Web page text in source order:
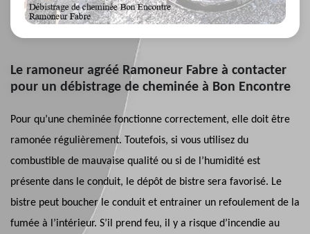
Le ramoneur agréé Ramoneur Fabre à contacter
pour un débistrage de cheminée à Bon Encontre
Pour qu’une cheminée fonctionne correctement, elle doit être
ramonée régulièrement. Toutefois, si vous utilisez du
combustible de mauvaise qualité ou si de l’humidité est
présente dans le conduit, le dépôt de bistre sera favorisé. Le
bistre peut boucher le conduit et entrainer un refoulement de la
fumée à l’intérieur. S’il prend feu, il y a risque d’incendie au